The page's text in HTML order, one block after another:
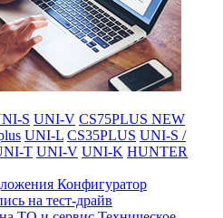
S UNI-V CS75PLUS NEW
UNI-L CS35PLUS UNI-S /
T UNI-V UNI-K HUNTER
Конфигуратор
на тест-драйв